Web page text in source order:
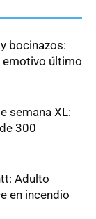
bocinazos:
emotivo último
semana XL:
300
Adulto
en incendio